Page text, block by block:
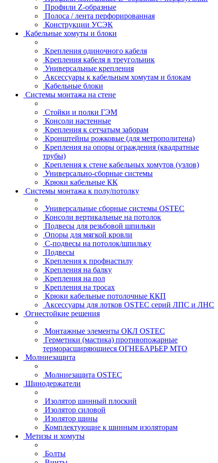
Профили Z-образные
Полоса / лента перфорированная
Конструкции УСЭК
Кабельные хомуты и блоки
Крепления одиночного кабеля
Крепления кабеля в треугольник
Универсальные крепления
Аксессуары к кабельным хомутам и блокам
Кабельные блоки
Системы монтажа на стене
Стойки и полки ГЭМ
Консоли настенные
Крепления к сетчатым заборам
Кронштейны рожковые (для метрополитена)
Крепления на опоры ограждения (квадратные
трубы)
Крепления к стене кабельных хомутов (узлов)
Универсально-сборные системы
Крюки кабельные КК
Системы монтажа к полу/потолку
Универсальные сборные системы OSTEC
Консоли вертикальные на потолок
Подвесы для резьбовой шпильки
Опоры для мягкой кровли
С-подвесы на потолок/шпильку
Подвесы
Крепления к профнастилу
Крепления на балку
Крепления на пол
Крепления на тросах
Крюки кабельные потолочные ККП
Аксессуары для лотков OSTEC серий ЛПС и ЛНС
Огнестойкие решения
Монтажные элементы ОКЛ OSTEC
Герметики (мастика) противопожарные
терморасширяющиеся ОГНЕБАРЬЕР МТО
Молниезащита
Молниезащита OSTEC
Шинодержатели
Изолятор шинный плоский
Изолятор силовой
Изолятор шины
Комплектующие к шинным изоляторам
Метизы и хомуты
Болты